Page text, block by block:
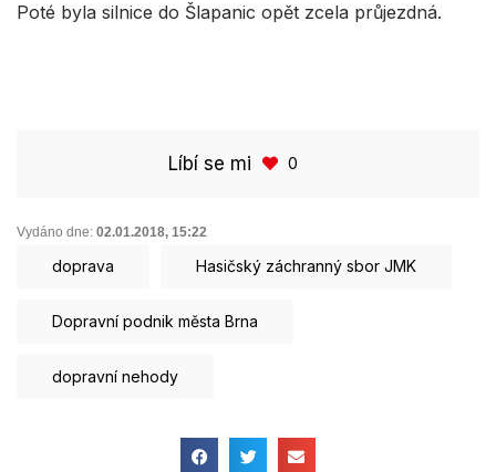
Poté byla silnice do Šlapanic opět zcela průjezdná.
Líbí se mi 0
Vydáno dne: 02.01.2018, 15:22
doprava Hasičský záchranný sbor JMK
Dopravní podnik města Brna
dopravní nehody